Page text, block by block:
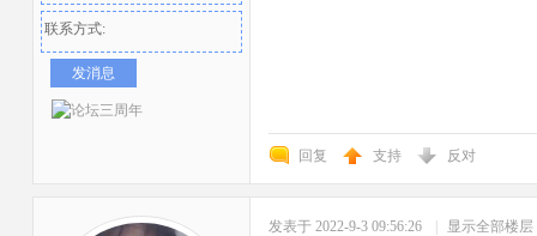
联系方式:
发消息
回复 支持 反对
发表于 2022-9-3 09:56:26 显示全部楼层